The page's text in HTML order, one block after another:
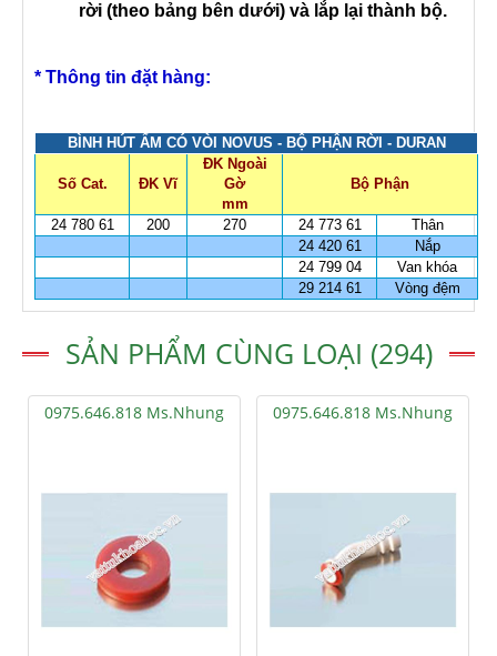
rời (theo bảng bên dưới) và lắp lại thành bộ.
* Thông tin đặt hàng:
BÌNH HÚT ẨM CÓ VÒI NOVUS - BỘ PHẬN RỜI - DURAN
Số Cat. ĐK Vĩ
ĐK Ngoài
Gờ
mm
Bộ Phận
24 780 61 200 270 24 773 61
Thân
24 420 61
Nắp
24 799 04
Van khóa
29 214 61
Vòng đệm
SẢN PHẨM CÙNG LOẠI (294)
0975.646.818 Ms.Nhung 0975.646.818 Ms.Nhung